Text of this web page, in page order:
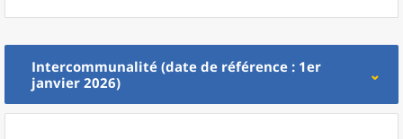
Intercommunalité (date de référence : 1er
janvier 2026)